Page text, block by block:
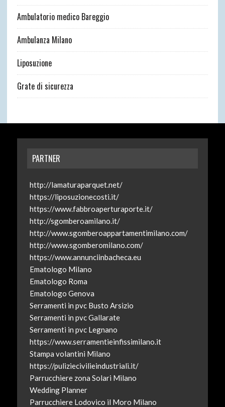
Ambulatorio medico Bareggio
Ambulanza Milano
Liposuzione
Grate di sicurezza
PARTNER
http://lamaturaparquet.net/
https://liposuzionecosti.it/
https://www.fabbroaperturaporte.it/
http://sgomberoamilano.it/
http://www.sgomberoappartamentimilano.com/
http://www.sgomberomilano.com/
https://www.annunciinbacheca.eu
Ematologo Milano
Ematologo Roma
Ematologo Genova
Serramenti in pvc Busto Arsizio
Serramenti in pvc Gallarate
Serramenti in pvc Legnano
https://www.serramentieinfissimilano.it
Stampa volantini Milano
https://puliziecivilieindustriali.it/
Parrucchiere zona Solari Milano
Wedding Planner
Parrucchiere Lodovico il Moro Milano